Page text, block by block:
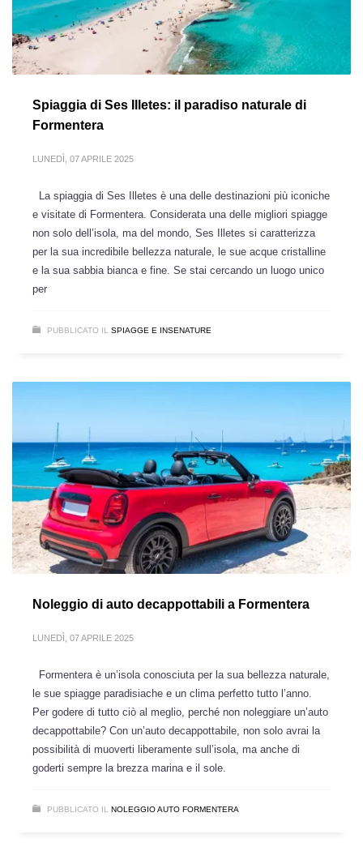
Spiaggia di Ses Illetes: il paradiso naturale di
Formentera
LUNEDÌ, 07 APRILE 2025
La spiaggia di Ses Illetes è una delle destinazioni più iconiche
e visitate di Formentera. Considerata una delle migliori spiagge
non solo dell’isola, ma del mondo, Ses Illetes si caratterizza
per la sua incredibile bellezza naturale, le sue acque cristalline
e la sua sabbia bianca e fine. Se stai cercando un luogo unico
per
PUBBLICATO IL SPIAGGE E INSENATURE
Noleggio di auto decappottabili a Formentera
LUNEDÌ, 07 APRILE 2025
Formentera è un’isola conosciuta per la sua bellezza naturale,
le sue spiagge paradisiache e un clima perfetto tutto l’anno.
Per godere di tutto ciò al meglio, perché non noleggiare un’auto
decappottabile? Con un’auto decappottabile, non solo avrai la
possibilità di muoverti liberamente sull’isola, ma anche di
goderti sempre la brezza marina e il sole.
PUBBLICATO IL NOLEGGIO AUTO FORMENTERA